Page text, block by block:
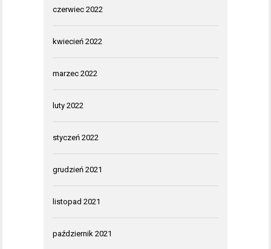
czerwiec 2022
kwiecień 2022
marzec 2022
luty 2022
styczeń 2022
grudzień 2021
listopad 2021
październik 2021